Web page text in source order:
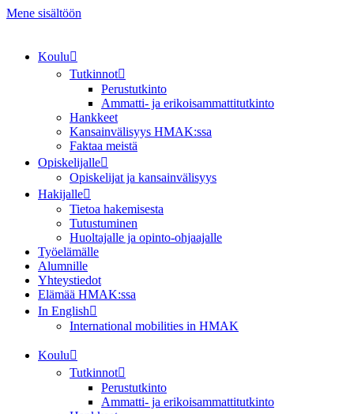
Mene sisältöön
Koulu
Tutkinnot
Perustutkinto
Ammatti- ja erikoisammattitutkinto
Hankkeet
Kansainvälisyys HMAK:ssa
Faktaa meistä
Opiskelijalle
Opiskelijat ja kansainvälisyys
Hakijalle
Tietoa hakemisesta
Tutustuminen
Huoltajalle ja opinto-ohjaajalle
Työelämälle
Alumnille
Yhteystiedot
Elämää HMAK:ssa
In English
International mobilities in HMAK
Koulu
Tutkinnot
Perustutkinto
Ammatti- ja erikoisammattitutkinto